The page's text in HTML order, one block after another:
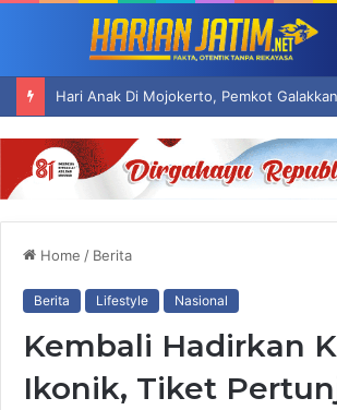
Home / Berita
Berita Lifestyle Nasional
Kembali Hadirkan
Ikonik, Tiket